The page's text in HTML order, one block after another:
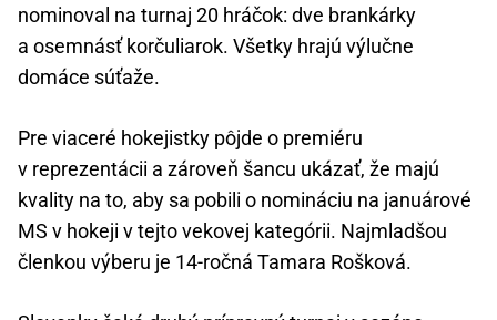
nominoval na turnaj 20 hráčok: dve brankárky
a osemnásť korčuliarok. Všetky hrajú výlučne
domáce súťaže.
Pre viaceré hokejistky pôjde o premiéru
v reprezentácii a zároveň šancu ukázať, že majú
kvality na to, aby sa pobili o nomináciu na januárové
MS v hokeji v tejto vekovej kategórii. Najmladšou
členkou výberu je 14-ročná Tamara Rošková.